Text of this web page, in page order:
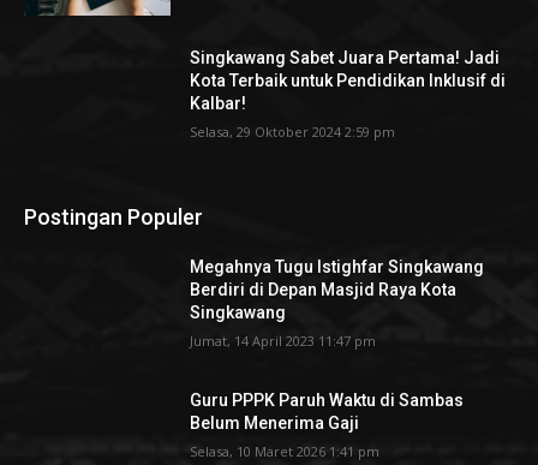
Singkawang Sabet Juara Pertama! Jadi
Kota Terbaik untuk Pendidikan Inklusif di
Kalbar!
Selasa, 29 Oktober 2024 2:59 pm
Postingan Populer
Megahnya Tugu Istighfar Singkawang
Berdiri di Depan Masjid Raya Kota
Singkawang
Jumat, 14 April 2023 11:47 pm
Guru PPPK Paruh Waktu di Sambas
Belum Menerima Gaji
Selasa, 10 Maret 2026 1:41 pm